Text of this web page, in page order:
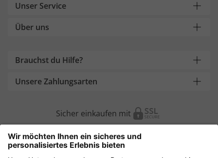
Unser Service
Über uns
Brauchst du Hilfe?
Unsere Zahlungsarten
Sicher einkaufen mit
Weitere Onlineshops